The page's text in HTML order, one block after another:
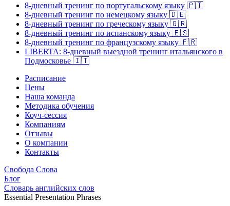
8-дневный тренинг по португальскому языку 🇵🇹
8-дневный тренинг по немецкому языку 🇩🇪
8-дневный тренинг по греческому языку 🇬🇷
8-дневный тренинг по испанскому языку 🇪🇸
8-дневный тренинг по французскому языку 🇫🇷
LIBERTA: 8-дневный выездной тренинг итальянского в
Подмосковье 🇮🇹
Расписание
Цены
Наша команда
Методика обучения
Коуч-сессия
Компаниям
Отзывы
О компании
Контакты
Свобода Слова
Блог
Словарь английских слов
Essential Presentation Phrases